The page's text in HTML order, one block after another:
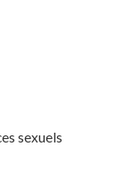
sexuels